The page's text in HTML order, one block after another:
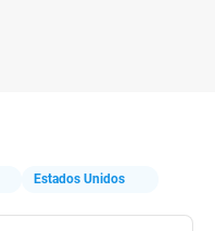
Estados Unidos